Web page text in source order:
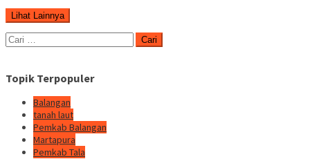
Lihat Lainnya
Cari
untuk:
Topik Terpopuler
Balangan
tanah laut
Pemkab Balangan
Martapura
Pemkab Tala